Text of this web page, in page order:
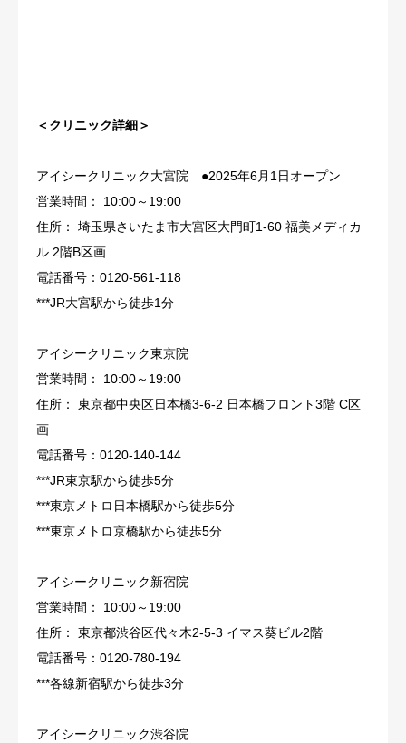
＜クリニック詳細＞
アイシークリニック大宮院 ●2025年6月1日オープン
営業時間： 10:00～19:00
住所： 埼玉県さいたま市大宮区大門町1-60 福美メディカ
ル 2階B区画
電話番号：0120-561-118
***JR大宮駅から徒歩1分
アイシークリニック東京院
営業時間： 10:00～19:00
住所： 東京都中央区日本橋3-6-2 日本橋フロント3階 C区
画
電話番号：0120-140-144
***JR東京駅から徒歩5分
***東京メトロ日本橋駅から徒歩5分
***東京メトロ京橋駅から徒歩5分
アイシークリニック新宿院
営業時間： 10:00～19:00
住所： 東京都渋谷区代々木2-5-3 イマス葵ビル2階
電話番号：0120-780-194
***各線新宿駅から徒歩3分
アイシークリニック渋谷院